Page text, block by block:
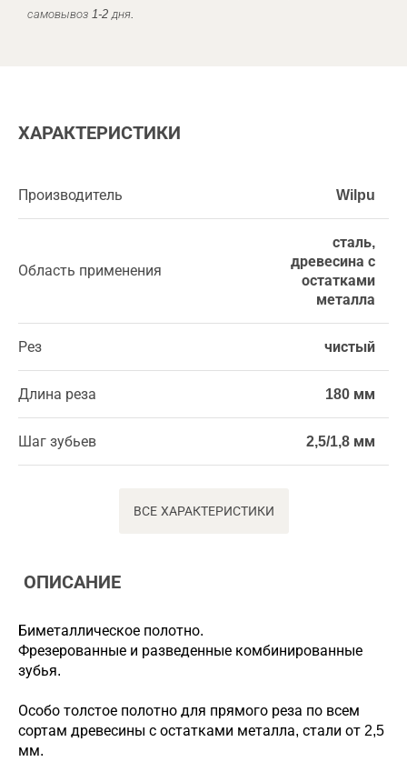
самовывоз 1-2 дня.
ХАРАКТЕРИСТИКИ
Производитель Wilpu
Область применения
сталь,
древесина с
остатками
металла
Рез чистый
Длина реза 180 мм
Шаг зубьев 2,5/1,8 мм
ВСЕ ХАРАКТЕРИСТИКИ
ОПИСАНИЕ
Биметаллическое полотно.
Фрезерованные и разведенные комбинированные
зубья.
Особо толстое полотно для прямого реза по всем
сортам древесины с остатками металла, стали от 2,5
мм.